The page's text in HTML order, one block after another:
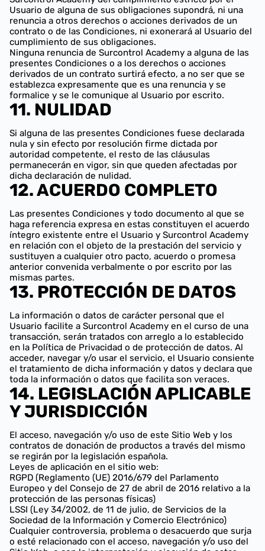
Usuario de alguna de sus obligaciones supondrá, ni una
renuncia a otros derechos o acciones derivados de un
contrato o de las Condiciones, ni exonerará al Usuario del
cumplimiento de sus obligaciones.
Ninguna renuncia de Surcontrol Academy a alguna de las
presentes Condiciones o a los derechos o acciones
derivados de un contrato surtirá efecto, a no ser que se
establezca expresamente que es una renuncia y se
formalice y se le comunique al Usuario por escrito.
11. NULIDAD
Si alguna de las presentes Condiciones fuese declarada
nula y sin efecto por resolución firme dictada por
autoridad competente, el resto de las cláusulas
permanecerán en vigor, sin que queden afectadas por
dicha declaración de nulidad.
12. ACUERDO COMPLETO
Las presentes Condiciones y todo documento al que se
haga referencia expresa en estas constituyen el acuerdo
íntegro existente entre el Usuario y Surcontrol Academy
en relación con el objeto de la prestación del servicio y
sustituyen a cualquier otro pacto, acuerdo o promesa
anterior convenida verbalmente o por escrito por las
mismas partes.
13. PROTECCIÓN DE DATOS
La información o datos de carácter personal que el
Usuario facilite a Surcontrol Academy en el curso de una
transacción, serán tratados con arreglo a lo establecido
en la Política de Privacidad o de protección de datos. Al
acceder, navegar y/o usar el servicio, el Usuario consiente
el tratamiento de dicha información y datos y declara que
toda la información o datos que facilita son veraces.
14. LEGISLACIÓN APLICABLE
Y JURISDICCIÓN
El acceso, navegación y/o uso de este Sitio Web y los
contratos de donación de productos a través del mismo
se regirán por la legislación española.
Leyes de aplicación en el sitio web:
RGPD (Reglamento (UE) 2016/679 del Parlamento
Europeo y del Consejo de 27 de abril de 2016 relativo a la
protección de las personas físicas)
LSSI (Ley 34/2002, de 11 de julio, de Servicios de la
Sociedad de la Información y Comercio Electrónico)
Cualquier controversia, problema o desacuerdo que surja
o esté relacionado con el acceso, navegación y/o uso del